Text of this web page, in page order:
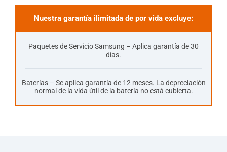
Nuestra garantía ilimitada de por vida excluye:
Paquetes de Servicio Samsung – Aplica garantía de 30
días.
Baterías – Se aplica garantía de 12 meses. La depreciación
normal de la vida útil de la batería no está cubierta.